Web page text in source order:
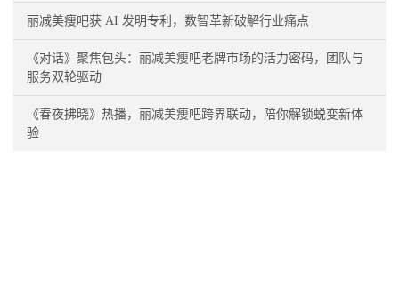
丽减美瘦吧获 AI 发明专利，数智革新破解行业痛点
《对话》聚焦包头：丽减美瘦吧老牌市场的活力密码，团队与
服务双轮驱动
《春夜拂晓》热播，丽减美瘦吧跨界联动，陪你解锁蜕变新体
验